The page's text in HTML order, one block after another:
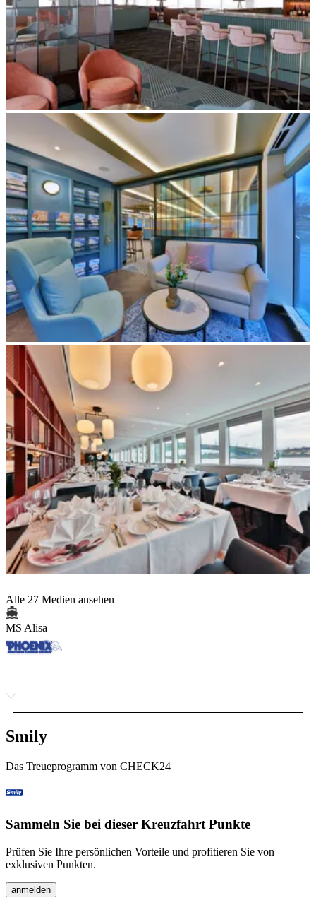
Alle 27 Medien ansehen
MS Alisa
Smily
Das Treueprogramm von CHECK24
Sammeln Sie bei dieser Kreuzfahrt Punkte
Prüfen Sie Ihre persönlichen Vorteile und profitieren Sie von
exklusiven Punkten.
anmelden